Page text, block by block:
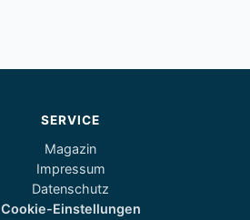
SERVICE
Magazin
Impressum
Datenschutz
Cookie-Einstellungen